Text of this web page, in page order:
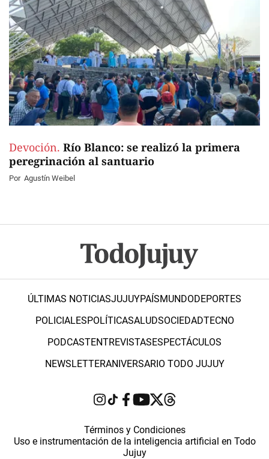
Devoción. Río Blanco: se realizó la primera
peregrinación al santuario
Por Agustín Weibel
ÚLTIMAS NOTICIASJUJUYPAÍSMUNDODEPORTES
POLICIALESPOLÍTICASALUDSOCIEDADTECNO
PODCASTENTREVISTASESPECTÁCULOS
NEWSLETTERANIVERSARIO TODO JUJUY
Términos y Condiciones
Uso e instrumentación de la inteligencia artificial en Todo
Jujuy